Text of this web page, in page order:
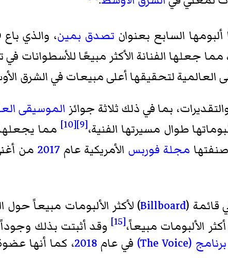
السابع بعنوان تصدق بمين، والذي باع 750 الف نسخة خلال أيام،
العالمية لتحقيقها أعلى مبيعات في الشرق
بما في ذلك ثلاثة جوائز الموسيقى
[9]
[10]
مما
صنفتها مجلة فوربس الأمريكية عام 2017من
Billboard) لأكثر الألبومات مبيعاً حول
الألبومات مبيعاً،[15] وقد أثبتت بذلك وجوداً
برنامج (The Voice) في عام2018، كما أنها